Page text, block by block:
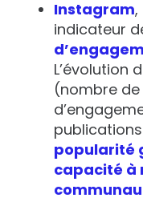
Instagram
indicateur
L’évolution
(nombre
popularité
capacité à